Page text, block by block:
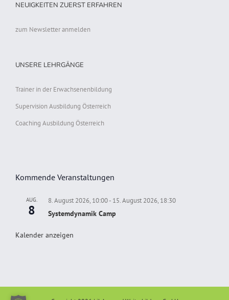
NEUIGKEITEN ZUERST ERFAHREN
zum Newsletter anmelden
UNSERE LEHRGÄNGE
Trainer in der Erwachsenenbildung
Supervision Ausbildung Österreich
Coaching Ausbildung Österreich
Kommende Veranstaltungen
AUG.
8
8. August 2026, 10:00- 15. August 2026, 18:30
Systemdynamik Camp
Kalender anzeigen